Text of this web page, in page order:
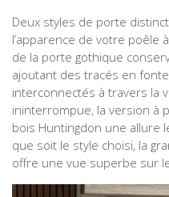
Deux styles de porte
l’apparence de votre poêle
de la porte gothique
ajoutant des tracés en
interconnectés à travers la
ininterrompue, la version à
bois Huntingdon une allure
que soit le style choisi, la
offre une vue superbe sur